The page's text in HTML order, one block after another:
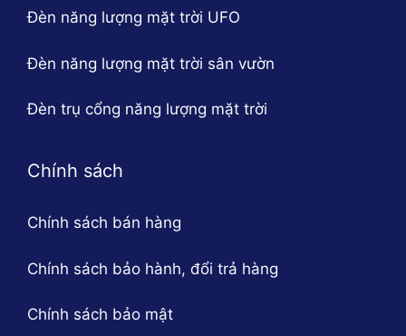
Đèn năng lượng mặt trời UFO
Đèn năng lượng mặt trời sân vườn
Đèn trụ cổng năng lượng mặt trời
Chính sách
Chính sách bán hàng
Chính sách bảo hành, đổi trả hàng
Chính sách bảo mật